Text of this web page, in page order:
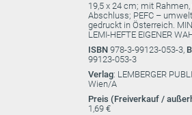
19,5 x 24 cm; mit
Abschluss; PEFC –
gedruckt in Österreich.
LEMI-HEFTE EIGENER
ISBN 978-3-99123-053-3,
99123-053-3
Verlag: LEMBERGER
Wien/A
Preis (Freiverkauf /
1,69 €